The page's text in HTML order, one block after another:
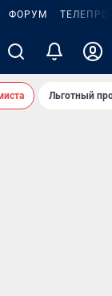
ФОРУМ
Льготный